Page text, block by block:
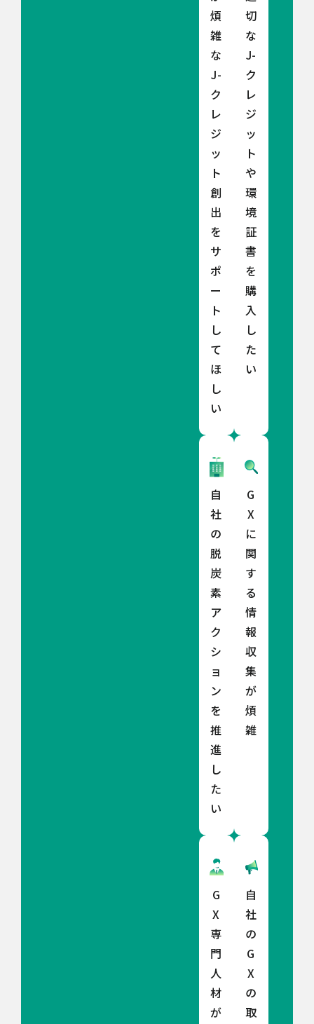
煩
雑
な
J-
ク
レ
ジ
ッ
ト
創
出
を
サ
ポ
ー
ト
し
て
ほ
し
い
切
な
J-
ク
レ
ジ
ッ
ト
や
環
境
証
書
を
購
入
し
た
い
自
社
の
脱
炭
素
ア
ク
シ
ョ
ン
を
推
進
し
た
い
G
X
に
関
す
る
情
報
収
集
が
煩
雑
G
X
専
門
人
材
が
自
社
の
G
X
の
取